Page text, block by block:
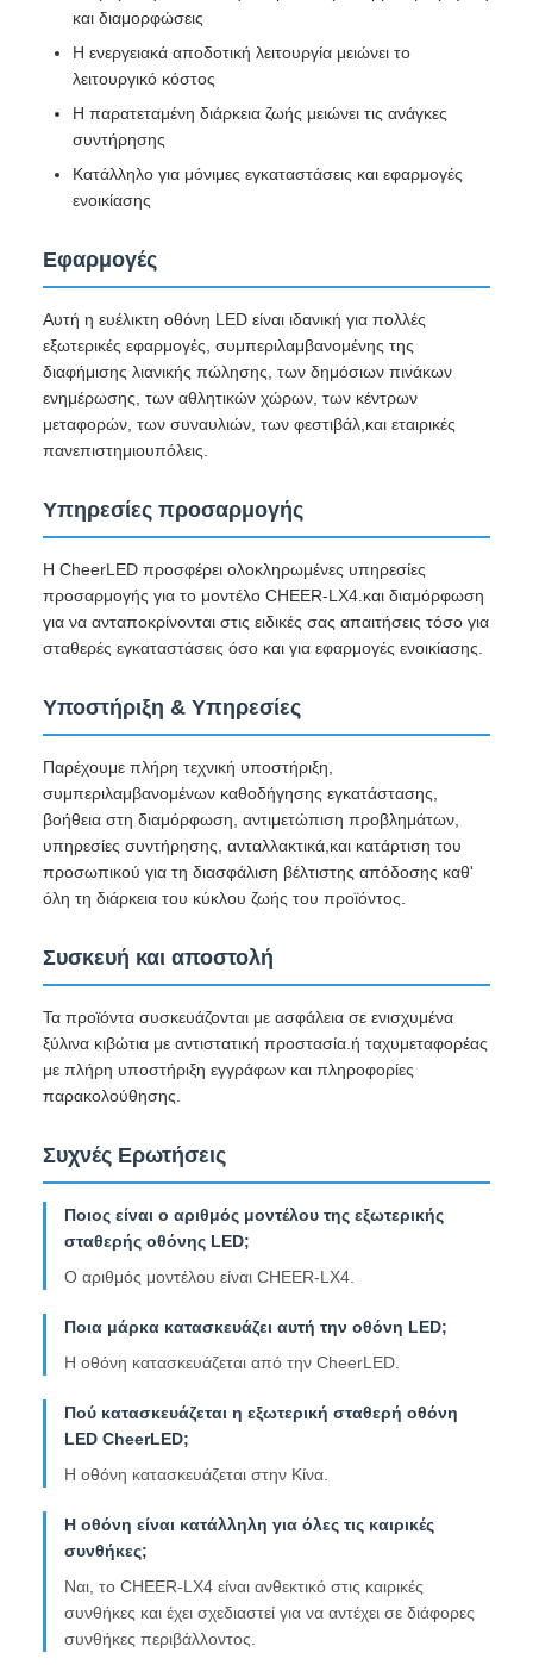
και διαμορφώσεις
Η ενεργειακά αποδοτική λειτουργία μειώνει το
λειτουργικό κόστος
Η παρατεταμένη διάρκεια ζωής μειώνει τις ανάγκες
συντήρησης
Κατάλληλο για μόνιμες εγκαταστάσεις και εφαρμογές
ενοικίασης
Εφαρμογές
Αυτή η ευέλικτη οθόνη LED είναι ιδανική για πολλές
εξωτερικές εφαρμογές, συμπεριλαμβανομένης της
διαφήμισης λιανικής πώλησης, των δημόσιων πινάκων
ενημέρωσης, των αθλητικών χώρων, των κέντρων
μεταφορών, των συναυλιών, των φεστιβάλ,και εταιρικές
πανεπιστημιουπόλεις.
Υπηρεσίες προσαρμογής
Η CheerLED προσφέρει ολοκληρωμένες υπηρεσίες
προσαρμογής για το μοντέλο CHEER-LX4.και διαμόρφωση
για να ανταποκρίνονται στις ειδικές σας απαιτήσεις τόσο για
σταθερές εγκαταστάσεις όσο και για εφαρμογές ενοικίασης.
Υποστήριξη & Υπηρεσίες
Παρέχουμε πλήρη τεχνική υποστήριξη,
συμπεριλαμβανομένων καθοδήγησης εγκατάστασης,
βοήθεια στη διαμόρφωση, αντιμετώπιση προβλημάτων,
υπηρεσίες συντήρησης, ανταλλακτικά,και κατάρτιση του
προσωπικού για τη διασφάλιση βέλτιστης απόδοσης καθ'
όλη τη διάρκεια του κύκλου ζωής του προϊόντος.
Συσκευή και αποστολή
Τα προϊόντα συσκευάζονται με ασφάλεια σε ενισχυμένα
ξύλινα κιβώτια με αντιστατική προστασία.ή ταχυμεταφορέας
με πλήρη υποστήριξη εγγράφων και πληροφορίες
παρακολούθησης.
Συχνές Ερωτήσεις
Ποιος είναι ο αριθμός μοντέλου της εξωτερικής
σταθερής οθόνης LED;
Ο αριθμός μοντέλου είναι CHEER-LX4.
Ποια μάρκα κατασκευάζει αυτή την οθόνη LED;
Η οθόνη κατασκευάζεται από την CheerLED.
Πού κατασκευάζεται η εξωτερική σταθερή οθόνη
LED CheerLED;
Η οθόνη κατασκευάζεται στην Κίνα.
Η οθόνη είναι κατάλληλη για όλες τις καιρικές
συνθήκες;
Ναι, το CHEER-LX4 είναι ανθεκτικό στις καιρικές
συνθήκες και έχει σχεδιαστεί για να αντέχει σε διάφορες
συνθήκες περιβάλλοντος.